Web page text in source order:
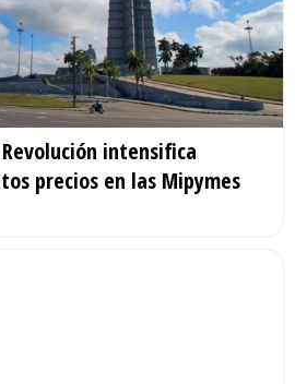
intensifica
precios en las Mipymes